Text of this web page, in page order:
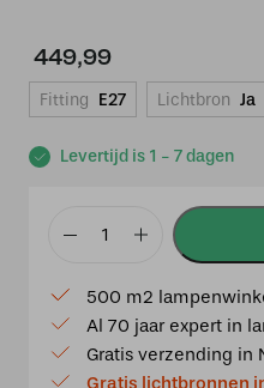
Levertijd is 1 - 7 dagen
449,99
Fitting E27 Lichtbron Ja
Tiffany
Switserland
40
/
500 m2
Al 70 jaar expert in
Gratis verzending in
Gratis lichtbronnen